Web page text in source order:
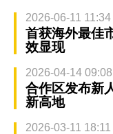
2026-06-11 11:34
首获海外最佳
效显现
2026-04-14 09:08
合作区发布新
新高地
2026-03-11 18:11